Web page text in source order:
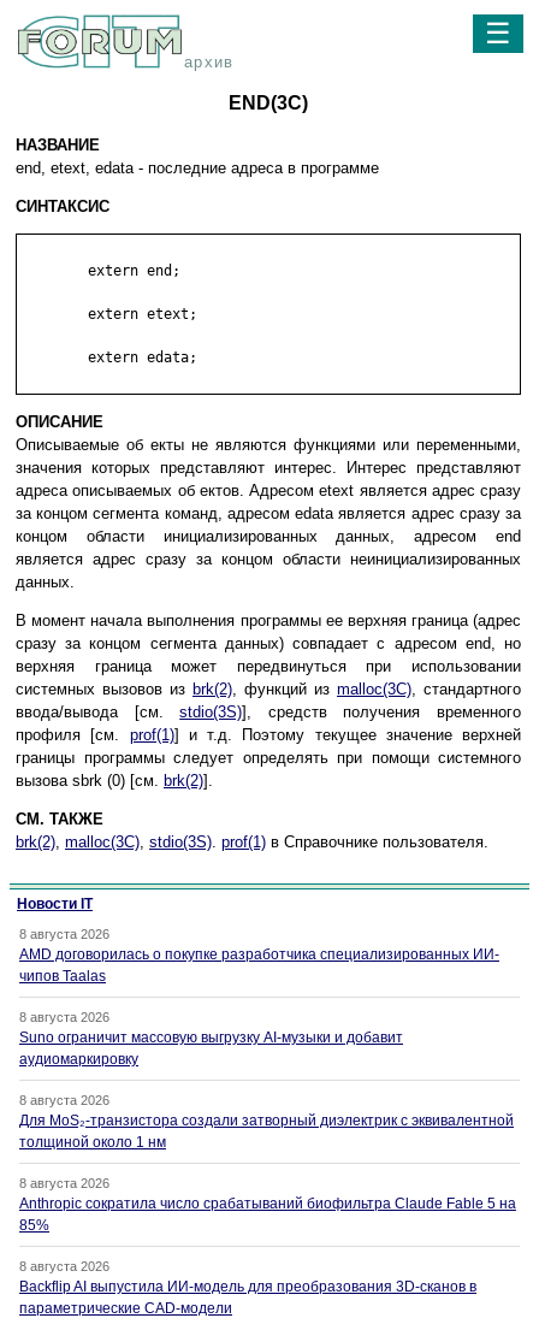
архив
☰
END(3C)
НАЗВАНИЕ
end, etext, edata - последние адреса в программе
СИНТАКСИС
ОПИСАНИЕ
Описываемые об екты не являются функциями или переменными,
значения которых представляют интерес. Интерес представляют
адреса описываемых об ектов. Адресом etext является адрес сразу
за концом сегмента команд, адресом edata является адрес сразу за
концом области инициализированных данных, адресом end
является адрес сразу за концом области неинициализированных
данных.
В момент начала выполнения программы ее верхняя граница (адрес
сразу за концом сегмента данных) совпадает с адресом end, но
верхняя граница может передвинуться при использовании
системных вызовов из brk(2), функций из malloc(3C), стандартного
ввода/вывода [см.stdio(3S)], средств получения временного
профиля [см. prof(1)] и т.д. Поэтому текущее значение верхней
границы программы следует определять при помощи системного
вызова sbrk (0) [см. brk(2)].
СМ. ТАКЖЕ
brk(2), malloc(3C), stdio(3S). prof(1) в Справочнике пользователя.
Новости IT
8 августа 2026
AMD договорилась о покупке разработчика специализированных ИИ-
чипов Taalas
8 августа 2026
Suno ограничит массовую выгрузку AI-музыки и добавит
аудиомаркировку
8 августа 2026
Для MoS₂-транзистора создали затворный диэлектрик с эквивалентной
толщиной около 1 нм
8 августа 2026
Anthropic сократила число срабатываний биофильтра Claude Fable 5 на
85%
8 августа 2026
Backflip AI выпустила ИИ-модель для преобразования 3D-сканов в
параметрические CAD-модели